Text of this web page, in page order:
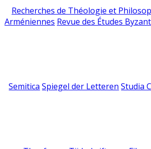
Recherches de Théologie et
Arméniennes Revue des Études
Semitica Spiegel der Letteren Studia